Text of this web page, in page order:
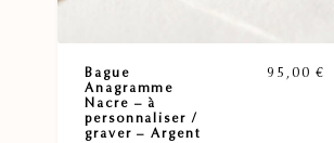
Bague
Anagramme
Nacre – à
personnaliser /
graver – Argent
95,00€